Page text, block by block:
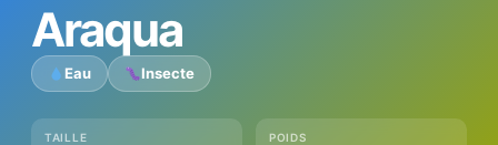
Araqua
Eau Insecte
TAILLE POIDS